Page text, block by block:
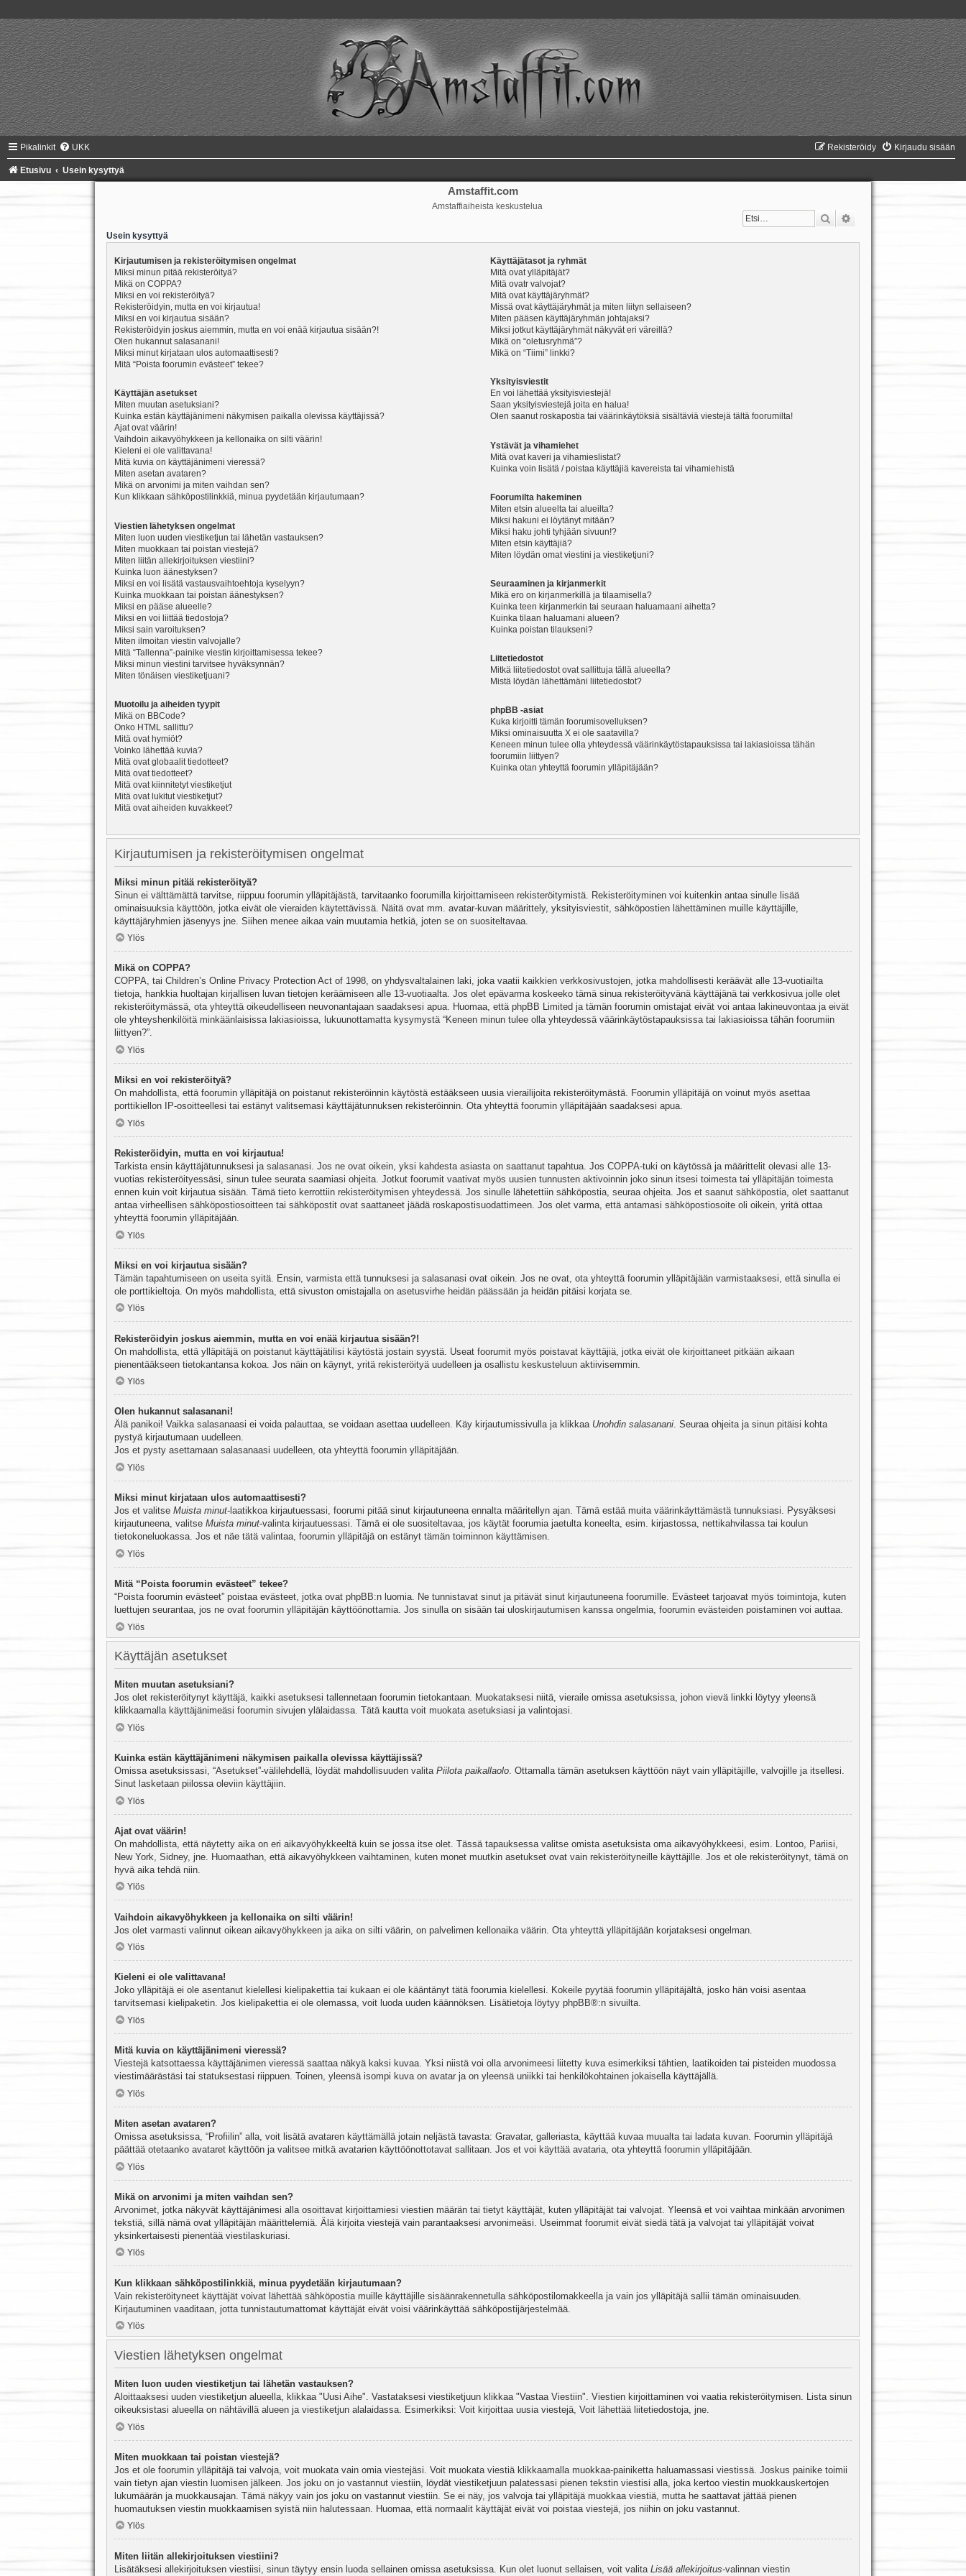
Pikalinkit UKK Kirjaudu sisään
Rekisteröidy
Etusivu Usein kysyttyä
Amstaffit.com
Amstaffiaiheista keskustelua
Etsi
Usein kysyttyä
Kirjautumisen ja rekisteröitymisen ongelmat
Miksi minun pitää rekisteröityä?
Mikä on COPPA?
Miksi en voi rekisteröityä?
Rekisteröidyin, mutta en voi kirjautua!
Miksi en voi kirjautua sisään?
Rekisteröidyin joskus aiemmin, mutta en voi enää kirjautua sisään?!
Olen hukannut salasanani!
Miksi minut kirjataan ulos automaattisesti?
Mitä “Poista foorumin evästeet” tekee?
Käyttäjän asetukset
Miten muutan asetuksiani?
Kuinka estän käyttäjänimeni näkymisen paikalla olevissa käyttäjissä?
Ajat ovat väärin!
Vaihdoin aikavyöhykkeen ja kellonaika on silti väärin!
Kieleni ei ole valittavana!
Mitä kuvia on käyttäjänimeni vieressä?
Miten asetan avataren?
Mikä on arvonimi ja miten vaihdan sen?
Kun klikkaan sähköpostilinkkiä, minua pyydetään kirjautumaan?
Viestien lähetyksen ongelmat
Miten luon uuden viestiketjun tai lähetän vastauksen?
Miten muokkaan tai poistan viestejä?
Miten liitän allekirjoituksen viestiini?
Kuinka luon äänestyksen?
Miksi en voi lisätä vastausvaihtoehtoja kyselyyn?
Kuinka muokkaan tai poistan äänestyksen?
Miksi en pääse alueelle?
Miksi en voi liittää tiedostoja?
Miksi sain varoituksen?
Miten ilmoitan viestin valvojalle?
Mitä “Tallenna”-painike viestin kirjoittamisessa tekee?
Miksi minun viestini tarvitsee hyväksynnän?
Miten tönäisen viestiketjuani?
Muotoilu ja aiheiden tyypit
Mikä on BBCode?
Onko HTML sallittu?
Mitä ovat hymiöt?
Voinko lähettää kuvia?
Mitä ovat globaalit tiedotteet?
Mitä ovat tiedotteet?
Mitä ovat kiinnitetyt viestiketjut
Mitä ovat lukitut viestiketjut?
Mitä ovat aiheiden kuvakkeet?
Käyttäjätasot ja ryhmät
Mitä ovat ylläpitäjät?
Mitä ovatr valvojat?
Mitä ovat käyttäjäryhmät?
Missä ovat käyttäjäryhmät ja miten liityn sellaiseen?
Miten pääsen käyttäjäryhmän johtajaksi?
Miksi jotkut käyttäjäryhmät näkyvät eri väreillä?
Mikä on “oletusryhmä”?
Mikä on “Tiimi” linkki?
Yksityisviestit
En voi lähettää yksityisviestejä!
Saan yksityisviestejä joita en halua!
Olen saanut roskapostia tai väärinkäytöksiä sisältäviä viestejä tältä foorumilta!
Ystävät ja vihamiehet
Mitä ovat kaveri ja vihamieslistat?
Kuinka voin lisätä / poistaa käyttäjiä kavereista tai vihamiehistä
Foorumilta hakeminen
Miten etsin alueelta tai alueilta?
Miksi hakuni ei löytänyt mitään?
Miksi haku johti tyhjään sivuun!?
Miten etsin käyttäjiä?
Miten löydän omat viestini ja viestiketjuni?
Seuraaminen ja kirjanmerkit
Mikä ero on kirjanmerkillä ja tilaamisella?
Kuinka teen kirjanmerkin tai seuraan haluamaani aihetta?
Kuinka tilaan haluamani alueen?
Kuinka poistan tilaukseni?
Liitetiedostot
Mitkä liitetiedostot ovat sallittuja tällä alueella?
Mistä löydän lähettämäni liitetiedostot?
phpBB -asiat
Kuka kirjoitti tämän foorumisovelluksen?
Miksi ominaisuutta X ei ole saatavilla?
Keneen minun tulee olla yhteydessä väärinkäytöstapauksissa tai lakiasioissa tähän
foorumiin liittyen?
Kuinka otan yhteyttä foorumin ylläpitäjään?
Kirjautumisen ja rekisteröitymisen ongelmat
Miksi minun pitää rekisteröityä?
Sinun ei välttämättä tarvitse, riippuu foorumin ylläpitäjästä, tarvitaanko foorumilla kirjoittamiseen rekisteröitymistä. Rekisteröityminen voi kuitenkin antaa sinulle lisää
ominaisuuksia käyttöön, jotka eivät ole vieraiden käytettävissä. Näitä ovat mm. avatar-kuvan määrittely, yksityisviestit, sähköpostien lähettäminen muille käyttäjille,
käyttäjäryhmien jäsenyys jne. Siihen menee aikaa vain muutamia hetkiä, joten se on suositeltavaa.
Ylös
Mikä on COPPA?
COPPA, tai Children’s Online Privacy Protection Act of 1998, on yhdysvaltalainen laki, joka vaatii kaikkien verkkosivustojen, jotka mahdollisesti keräävät alle 13-vuotiailta
tietoja, hankkia huoltajan kirjallisen luvan tietojen keräämiseen alle 13-vuotiaalta. Jos olet epävarma koskeeko tämä sinua rekisteröityvänä käyttäjänä tai verkkosivua jolle olet
rekisteröitymässä, ota yhteyttä oikeudelliseen neuvonantajaan saadaksesi apua. Huomaa, että phpBB Limited ja tämän foorumin omistajat eivät voi antaa lakineuvontaa ja eivät
ole yhteyshenkilöitä minkäänlaisissa lakiasioissa, lukuunottamatta kysymystä “Keneen minun tulee olla yhteydessä väärinkäytöstapauksissa tai lakiasioissa tähän foorumiin
liittyen?”.
Ylös
Miksi en voi rekisteröityä?
On mahdollista, että foorumin ylläpitäjä on poistanut rekisteröinnin käytöstä estääkseen uusia vierailijoita rekisteröitymästä. Foorumin ylläpitäjä on voinut myös asettaa
porttikiellon IP-osoitteellesi tai estänyt valitsemasi käyttäjätunnuksen rekisteröinnin. Ota yhteyttä foorumin ylläpitäjään saadaksesi apua.
Ylös
Rekisteröidyin, mutta en voi kirjautua!
Tarkista ensin käyttäjätunnuksesi ja salasanasi. Jos ne ovat oikein, yksi kahdesta asiasta on saattanut tapahtua. Jos COPPA-tuki on käytössä ja määrittelit olevasi alle 13-
vuotias rekisteröityessäsi, sinun tulee seurata saamiasi ohjeita. Jotkut foorumit vaativat myös uusien tunnusten aktivoinnin joko sinun itsesi toimesta tai ylläpitäjän toimesta
ennen kuin voit kirjautua sisään. Tämä tieto kerrottiin rekisteröitymisen yhteydessä. Jos sinulle lähetettiin sähköpostia, seuraa ohjeita. Jos et saanut sähköpostia, olet saattanut
antaa virheellisen sähköpostiosoitteen tai sähköpostit ovat saattaneet jäädä roskapostisuodattimeen. Jos olet varma, että antamasi sähköpostiosoite oli oikein, yritä ottaa
yhteyttä foorumin ylläpitäjään.
Ylös
Miksi en voi kirjautua sisään?
Tämän tapahtumiseen on useita syitä. Ensin, varmista että tunnuksesi ja salasanasi ovat oikein. Jos ne ovat, ota yhteyttä foorumin ylläpitäjään varmistaaksesi, että sinulla ei
ole porttikieltoja. On myös mahdollista, että sivuston omistajalla on asetusvirhe heidän päässään ja heidän pitäisi korjata se.
Ylös
Rekisteröidyin joskus aiemmin, mutta en voi enää kirjautua sisään?!
On mahdollista, että ylläpitäjä on poistanut käyttäjätilisi käytöstä jostain syystä. Useat foorumit myös poistavat käyttäjiä, jotka eivät ole kirjoittaneet pitkään aikaan
pienentääkseen tietokantansa kokoa. Jos näin on käynyt, yritä rekisteröityä uudelleen ja osallistu keskusteluun aktiivisemmin.
Ylös
Olen hukannut salasanani!
Älä panikoi! Vaikka salasanaasi ei voida palauttaa, se voidaan asettaa uudelleen. Käy kirjautumissivulla ja klikkaa Unohdin salasanani. Seuraa ohjeita ja sinun pitäisi kohta
pystyä kirjautumaan uudelleen.
Jos et pysty asettamaan salasanaasi uudelleen, ota yhteyttä foorumin ylläpitäjään.
Ylös
Miksi minut kirjataan ulos automaattisesti?
Jos et valitse Muista minut-laatikkoa kirjautuessasi, foorumi pitää sinut kirjautuneena ennalta määritellyn ajan. Tämä estää muita väärinkäyttämästä tunnuksiasi. Pysyäksesi
kirjautuneena, valitse Muista minut-valinta kirjautuessasi. Tämä ei ole suositeltavaa, jos käytät foorumia jaetulta koneelta, esim. kirjastossa, nettikahvilassa tai koulun
tietokoneluokassa. Jos et näe tätä valintaa, foorumin ylläpitäjä on estänyt tämän toiminnon käyttämisen.
Ylös
Mitä “Poista foorumin evästeet” tekee?
“Poista foorumin evästeet” poistaa evästeet, jotka ovat phpBB:n luomia. Ne tunnistavat sinut ja pitävät sinut kirjautuneena foorumille. Evästeet tarjoavat myös toimintoja, kuten
luettujen seurantaa, jos ne ovat foorumin ylläpitäjän käyttöönottamia. Jos sinulla on sisään tai uloskirjautumisen kanssa ongelmia, foorumin evästeiden poistaminen voi auttaa.
Ylös
Käyttäjän asetukset
Miten muutan asetuksiani?
Jos olet rekisteröitynyt käyttäjä, kaikki asetuksesi tallennetaan foorumin tietokantaan. Muokataksesi niitä, vieraile omissa asetuksissa, johon vievä linkki löytyy yleensä
klikkaamalla käyttäjänimeäsi foorumin sivujen ylälaidassa. Tätä kautta voit muokata asetuksiasi ja valintojasi.
Ylös
Kuinka estän käyttäjänimeni näkymisen paikalla olevissa käyttäjissä?
Omissa asetuksissasi, “Asetukset”-välilehdellä, löydät mahdollisuuden valita Piilota paikallaolo. Ottamalla tämän asetuksen käyttöön näyt vain ylläpitäjille, valvojille ja itsellesi.
Sinut lasketaan piilossa oleviin käyttäjiin.
Ylös
Ajat ovat väärin!
On mahdollista, että näytetty aika on eri aikavyöhykkeeltä kuin se jossa itse olet. Tässä tapauksessa valitse omista asetuksista oma aikavyöhykkeesi, esim. Lontoo, Pariisi,
New York, Sidney, jne. Huomaathan, että aikavyöhykkeen vaihtaminen, kuten monet muutkin asetukset ovat vain rekisteröityneille käyttäjille. Jos et ole rekisteröitynyt, tämä on
hyvä aika tehdä niin.
Ylös
Vaihdoin aikavyöhykkeen ja kellonaika on silti väärin!
Jos olet varmasti valinnut oikean aikavyöhykkeen ja aika on silti väärin, on palvelimen kellonaika väärin. Ota yhteyttä ylläpitäjään korjataksesi ongelman.
Ylös
Kieleni ei ole valittavana!
Joko ylläpitäjä ei ole asentanut kielellesi kielipakettia tai kukaan ei ole kääntänyt tätä foorumia kielellesi. Kokeile pyytää foorumin ylläpitäjältä, josko hän voisi asentaa
tarvitsemasi kielipaketin. Jos kielipakettia ei ole olemassa, voit luoda uuden käännöksen. Lisätietoja löytyy phpBB®:n sivuilta.
Ylös
Mitä kuvia on käyttäjänimeni vieressä?
Viestejä katsottaessa käyttäjänimen vieressä saattaa näkyä kaksi kuvaa. Yksi niistä voi olla arvonimeesi liitetty kuva esimerkiksi tähtien, laatikoiden tai pisteiden muodossa
viestimäärästäsi tai statuksestasi riippuen. Toinen, yleensä isompi kuva on avatar ja on yleensä uniikki tai henkilökohtainen jokaisella käyttäjällä.
Ylös
Miten asetan avataren?
Omissa asetuksissa, “Profiilin” alla, voit lisätä avataren käyttämällä jotain neljästä tavasta: Gravatar, galleriasta, käyttää kuvaa muualta tai ladata kuvan. Foorumin ylläpitäjä
päättää otetaanko avataret käyttöön ja valitsee mitkä avatarien käyttöönottotavat sallitaan. Jos et voi käyttää avataria, ota yhteyttä foorumin ylläpitäjään.
Ylös
Mikä on arvonimi ja miten vaihdan sen?
Arvonimet, jotka näkyvät käyttäjänimesi alla osoittavat kirjoittamiesi viestien määrän tai tietyt käyttäjät, kuten ylläpitäjät tai valvojat. Yleensä et voi vaihtaa minkään arvonimen
tekstiä, sillä nämä ovat ylläpitäjän määrittelemiä. Älä kirjoita viestejä vain parantaaksesi arvonimeäsi. Useimmat foorumit eivät siedä tätä ja valvojat tai ylläpitäjät voivat
yksinkertaisesti pienentää viestilaskuriasi.
Ylös
Kun klikkaan sähköpostilinkkiä, minua pyydetään kirjautumaan?
Vain rekisteröityneet käyttäjät voivat lähettää sähköpostia muille käyttäjille sisäänrakennetulla sähköpostilomakkeella ja vain jos ylläpitäjä sallii tämän ominaisuuden.
Kirjautuminen vaaditaan, jotta tunnistautumattomat käyttäjät eivät voisi väärinkäyttää sähköpostijärjestelmää.
Ylös
Viestien lähetyksen ongelmat
Miten luon uuden viestiketjun tai lähetän vastauksen?
Aloittaaksesi uuden viestiketjun alueella, klikkaa "Uusi Aihe". Vastataksesi viestiketjuun klikkaa "Vastaa Viestiin". Viestien kirjoittaminen voi vaatia rekisteröitymisen. Lista sinun
oikeuksistasi alueella on nähtävillä alueen ja viestiketjun alalaidassa. Esimerkiksi: Voit kirjoittaa uusia viestejä, Voit lähettää liitetiedostoja, jne.
Ylös
Miten muokkaan tai poistan viestejä?
Jos et ole foorumin ylläpitäjä tai valvoja, voit muokata vain omia viestejäsi. Voit muokata viestiä klikkaamalla muokkaa-painiketta haluamassasi viestissä. Joskus painike toimii
vain tietyn ajan viestin luomisen jälkeen. Jos joku on jo vastannut viestiin, löydät viestiketjuun palatessasi pienen tekstin viestisi alla, joka kertoo viestin muokkauskertojen
lukumäärän ja muokkausajan. Tämä näkyy vain jos joku on vastannut viestiin. Se ei näy, jos valvoja tai ylläpitäjä muokkaa viestiä, mutta he saattavat jättää pienen
huomautuksen viestin muokkaamisen syistä niin halutessaan. Huomaa, että normaalit käyttäjät eivät voi poistaa viestejä, jos niihin on joku vastannut.
Ylös
Miten liitän allekirjoituksen viestiini?
Lisätäksesi allekirjoituksen viestiisi, sinun täytyy ensin luoda sellainen omissa asetuksissa. Kun olet luonut sellaisen, voit valita Lisää allekirjoitus-valinnan viestin